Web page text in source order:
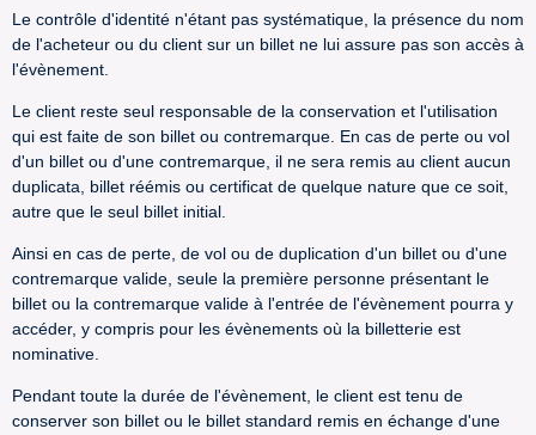
Le contrôle d'identité n'étant pas systématique, la présence du nom
de l'acheteur ou du client sur un billet ne lui assure pas son accès à
l'évènement.
Le client reste seul responsable de la conservation et l'utilisation
qui est faite de son billet ou contremarque. En cas de perte ou vol
d'un billet ou d'une contremarque, il ne sera remis au client aucun
duplicata, billet réémis ou certificat de quelque nature que ce soit,
autre que le seul billet initial.
Ainsi en cas de perte, de vol ou de duplication d'un billet ou d'une
contremarque valide, seule la première personne présentant le
billet ou la contremarque valide à l'entrée de l'évènement pourra y
accéder, y compris pour les évènements où la billetterie est
nominative.
Pendant toute la durée de l'évènement, le client est tenu de
conserver son billet ou le billet standard remis en échange d'une